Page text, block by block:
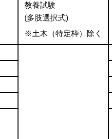
教養試験
(多肢選択式)
※土木（特定枠）除く